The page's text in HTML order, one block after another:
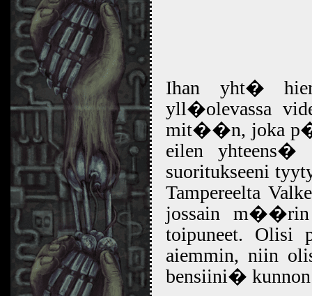
Ihan yht�
yll�olevassa
mit��n, joka
eilen
suoritukseeni
Tampereelta
jossain
toipuneet. Olisi
aiemmin, niin
bensiini� kunnon